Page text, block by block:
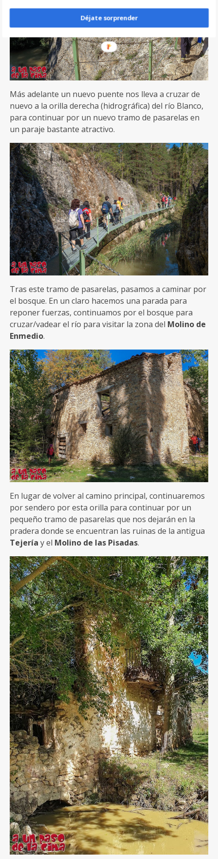
Más adelante un nuevo puente nos lleva a cruzar de
nuevo a la orilla derecha (hidrográfica) del río Blanco,
para continuar por un nuevo tramo de pasarelas en
un paraje bastante atractivo.
Tras este tramo de pasarelas, pasamos a caminar por
el bosque. En un claro hacemos una parada para
reponer fuerzas, continuamos por el bosque para
cruzar/vadear el río para visitar la zona del Molino de
Enmedio.
En lugar de volver al camino principal, continuaremos
por sendero por esta orilla para continuar por un
pequeño tramo de pasarelas que nos dejarán en la
pradera donde se encuentran las ruinas de la antigua
Tejería y el Molino de las Pisadas.
Déjate sorprender